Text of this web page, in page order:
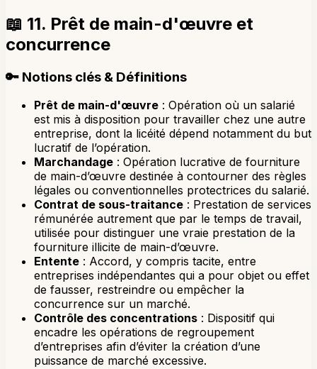
📖 11. Prêt de main-d'œuvre et
concurrence
🔑 Notions clés & Définitions
Prêt de main-d'œuvre : Opération où un salarié
est mis à disposition pour travailler chez une autre
entreprise, dont la licéité dépend notamment du but
lucratif de l’opération.
Marchandage : Opération lucrative de fourniture
de main-d’œuvre destinée à contourner des règles
légales ou conventionnelles protectrices du salarié.
Contrat de sous-traitance : Prestation de services
rémunérée autrement que par le temps de travail,
utilisée pour distinguer une vraie prestation de la
fourniture illicite de main-d’œuvre.
Entente : Accord, y compris tacite, entre
entreprises indépendantes qui a pour objet ou effet
de fausser, restreindre ou empêcher la
concurrence sur un marché.
Contrôle des concentrations : Dispositif qui
encadre les opérations de regroupement
d’entreprises afin d’éviter la création d’une
puissance de marché excessive.